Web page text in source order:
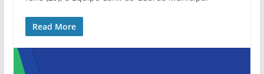
Read More